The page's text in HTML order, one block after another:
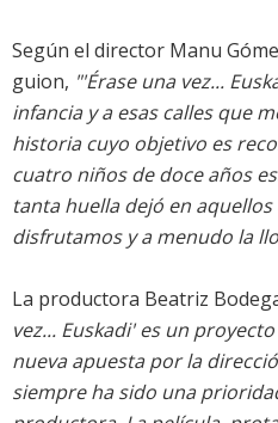
Según el director Manu
guion, "'Érase una vez...
infancia y a esas calles que
historia cuyo objetivo es
cuatro niños de doce años
tanta huella dejó en aquellos
disfrutamos y a menudo la
La productora Beatriz
vez... Euskadi' es un
nueva apuesta por la
siempre ha sido una